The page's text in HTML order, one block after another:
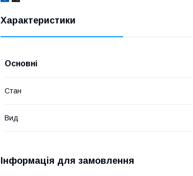
Характеристики
Основні
Стан
Вид
Інформація для замовлення